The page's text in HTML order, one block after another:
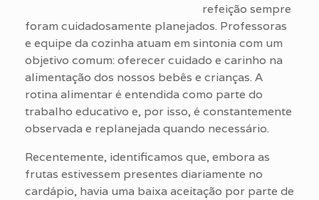
refeição sempre
foram cuidadosamente planejados. Professoras
e equipe da cozinha atuam em sintonia com um
objetivo comum: oferecer cuidado e carinho na
alimentação dos nossos bebês e crianças. A
rotina alimentar é entendida como parte do
trabalho educativo e, por isso, é constantemente
observada e replanejada quando necessário.
Recentemente, identificamos que, embora as
frutas estivessem presentes diariamente no
cardápio, havia uma baixa aceitação por parte de